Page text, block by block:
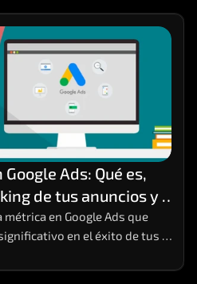
Ads: Qué es,
de tus anuncios y
métrica en Google Ads que
en el éxito de tus